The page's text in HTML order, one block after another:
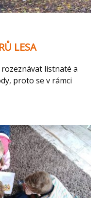
LESA
rozeznávat listnaté a
proto se v rámci